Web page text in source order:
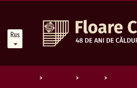
Russian
Главная
Новости